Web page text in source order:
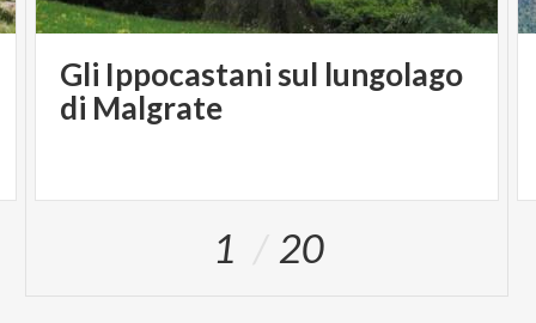
Gli Ippocastani sul lungolago
di Malgrate
1 20